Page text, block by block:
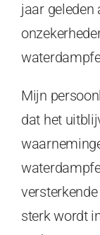
jaar geleden
Mijn
dat het
sterk wordt